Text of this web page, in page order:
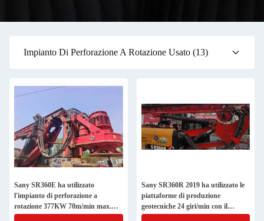
Impianto Di Perforazione A Rotazione Usato (13)
Sany SR360E ha utilizzato
l'impianto di perforazione a
rotazione 377KW 70m/min max.
spp
Sany SR360R 2019 ha utilizzato le
piattaforme di produzione
geotecniche 24 giri/min con il
motore Isuzu 6WG1